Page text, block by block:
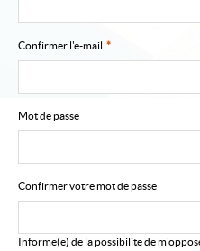
Confirmer l'e-mail *
Mot de passe
Confirmer votre mot de passe
Informé(e) de la possibilité de